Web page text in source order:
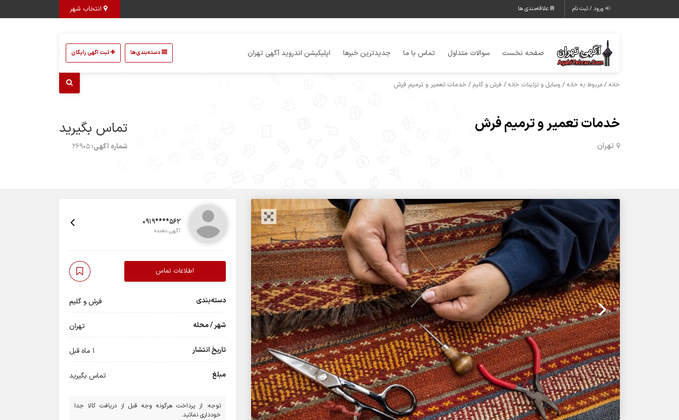
انتخاب شهر ورود / ثبت نام علاقه‌مندی ها
صفحه نخست سوالات متداول تماس با ما جدیدترین خبرها اپلیکیشن اندروید آگهی تهران دسته‌بندی‌ها ثبت اگهی رایگان
خانه / مربوط به خانه / وسایل و تزئینات خانه / فرش و گلیم / خدمات تعمیر و ترمیم فرش
خدمات تعمیر و ترمیم فرش
تهران
تماس بگیرید
شماره آگهی:26905
0919****562
آگهی دهنده
اطلاعات تماس
دسته‌بندی فرش و گلیم
شهر / محله تهران
تاریخ انتشار 1 ماه قبل
مبلغ تماس بگیرید
توجه: از پرداخت هرگونه وجه قبل از دریافت کالا جدا
خودداری نمائید.